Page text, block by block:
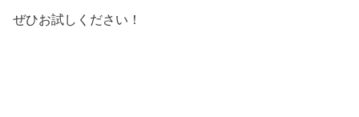
ぜひお試しください！